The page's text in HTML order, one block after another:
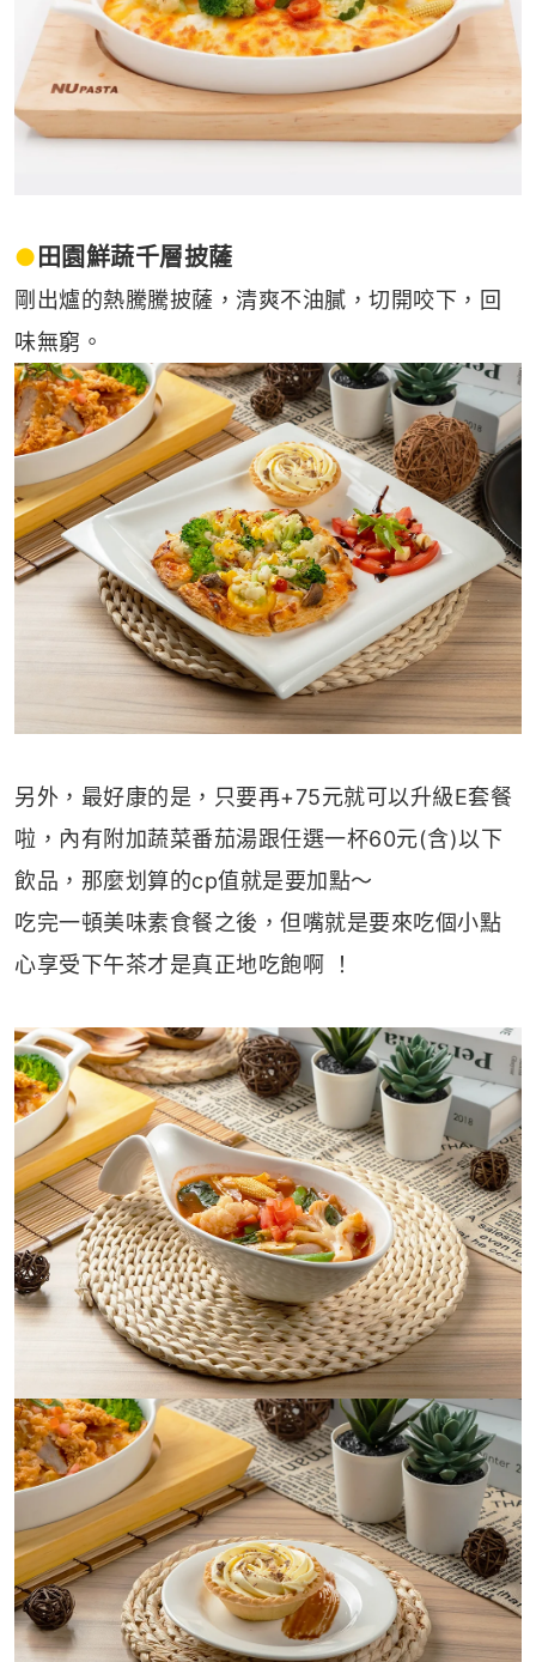
● 田園鮮蔬千層披薩
剛出爐的熱騰騰披薩，清爽不油膩，切開咬下，回
味無窮。
另外，最好康的是，只要再+75元就可以升級E套餐
啦，內有附加蔬菜番茄湯跟任選一杯60元(含)以下
飲品，那麼划算的cp值就是要加點～
吃完一頓美味素食餐之後，但嘴就是要來吃個小點
心享受下午茶才是真正地吃飽啊 ！